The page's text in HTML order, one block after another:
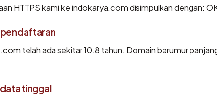
HTTPS kami ke indokarya.com disimpulkan dengan:
telah ada sekitar 10.8 tahun. Domain berumur
tinggal